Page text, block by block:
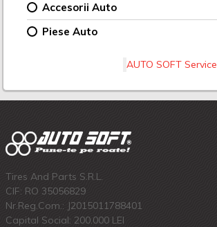
Accesorii Auto
Piese Auto
AUTO SOFT Service
Tires And Parts S.R.L.
CIF: RO 35056829
Nr.Reg.Com.: J2015011788401
Capital Social: 200.000 LEI